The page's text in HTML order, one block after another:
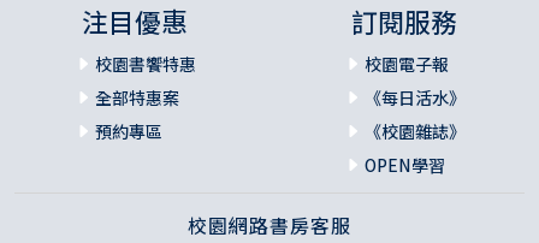
注目優惠
校園書饗特惠
全部特惠案
預約專區
訂閱服務
校園電子報
《每日活水》
《校園雜誌》
OPEN學習
校園網路書房客服